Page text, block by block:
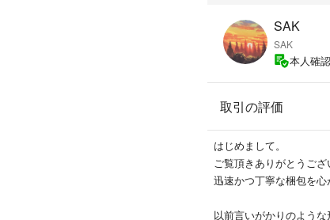
SAK
SAK
本人確
取引の評価
はじめまして。
ご覧頂きありがとうござ
迅速かつ丁寧な梱包を心
以前言いがかりのよう